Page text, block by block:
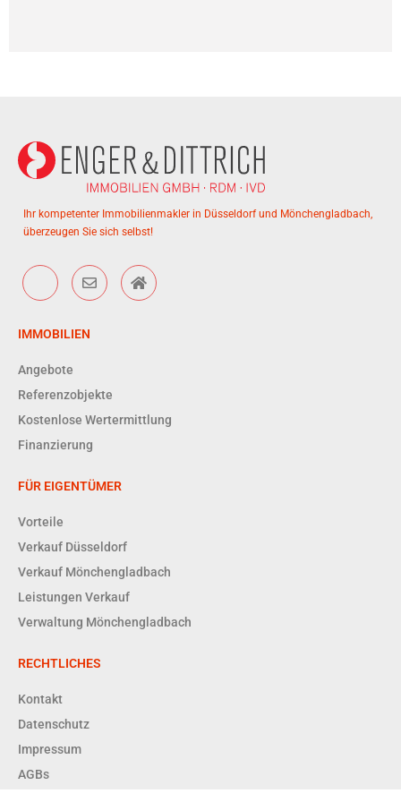
Ihr kompetenter Immobilienmakler in Düsseldorf und Mönchengladbach,
überzeugen Sie sich selbst!
IMMOBILIEN
Angebote
Referenzobjekte
Kostenlose Wertermittlung
Finanzierung
FÜR EIGENTÜMER
Vorteile
Verkauf Düsseldorf
Verkauf Mönchengladbach
Leistungen Verkauf
Verwaltung Mönchengladbach
RECHTLICHES
Kontakt
Datenschutz
Impressum
AGBs